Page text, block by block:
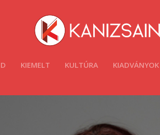
KIEMELT KULTÚRA KIADVÁNYOK